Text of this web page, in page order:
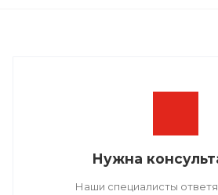
Нужна
Наши специалисты